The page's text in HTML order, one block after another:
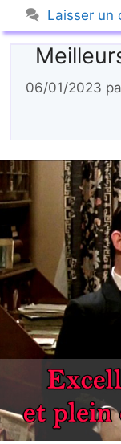
Laisser un
06/01/2023